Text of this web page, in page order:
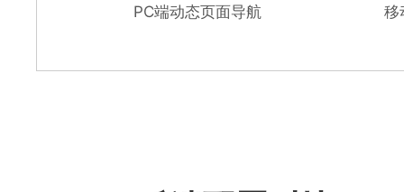
PC端动态页面导航 移